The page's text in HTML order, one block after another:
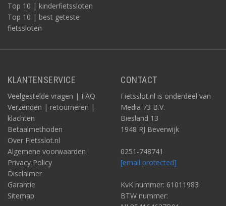
Top 10 | kinderfietssloten
Top 10 | best geteste
fietssloten
KLANTENSERVICE
Veelgestelde vragen | FAQ
Verzenden | retourneren |
klachten
Betaalmethoden
Over Fietsslot.nl
Algemene voorwaarden
Privacy Policy
Disclaimer
Garantie
Sitemap
CONTACT
Fietsslot.nl is onderdeel van
Media 73 B.V.
Biesland 13
1948 RJ Beverwijk
0251-748741
[email protected]
KvK nummer: 61011983
BTW nummer: